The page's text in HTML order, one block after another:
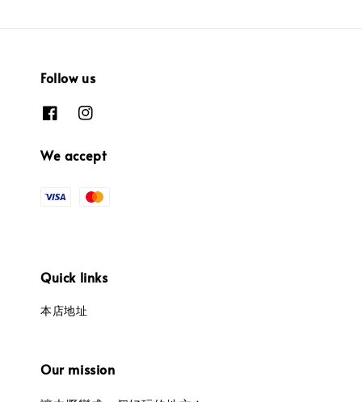
Follow us
We accept
Quick links
本店地址
Our mission